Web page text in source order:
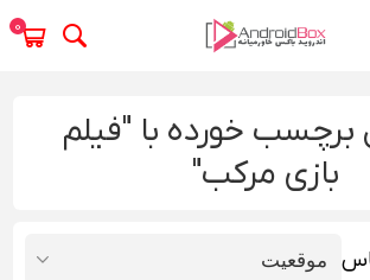
0
خورده با "فیلم
بازی مرکب"